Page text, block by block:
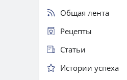
Общая лента
Рецепты
Статьи
Истории успеха